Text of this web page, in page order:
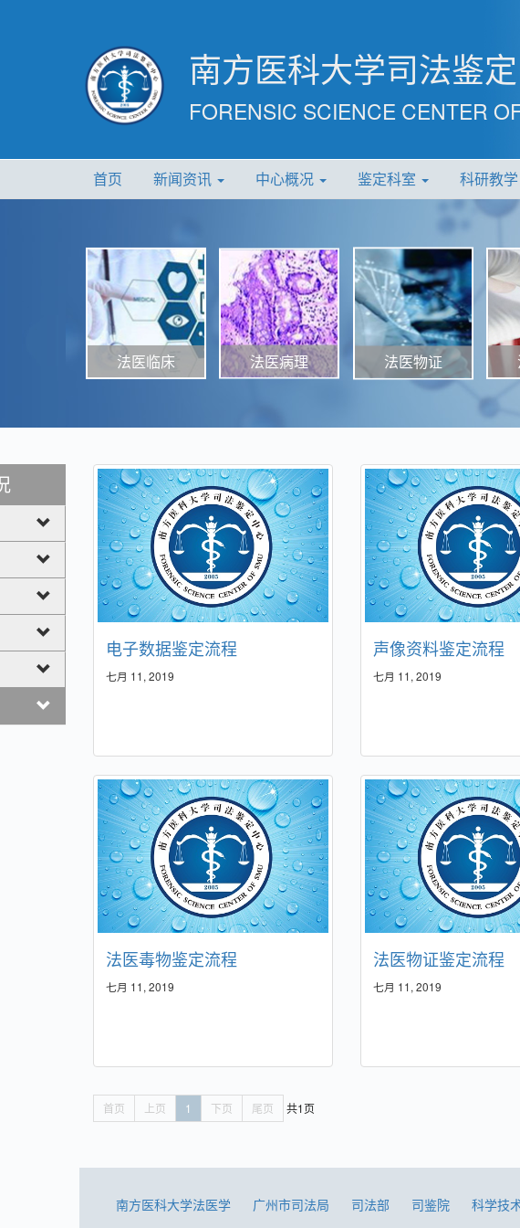
南方医科大学司法鉴
FORENSIC SCIENCE CENTER
首页 新闻资讯 中心概况 鉴定科室 科研教学
法医临床 法医病理 法医物证
电子数据鉴定流程
七月 11, 2019
声像资料鉴定流程
七月 11, 2019
法医毒物鉴定流程
七月 11, 2019
法医物证鉴定流程
七月 11, 2019
首页 上页 1 下页 尾页 共1页
南方医科大学法医学 广州市司法局 司法部 司鉴院 科学技